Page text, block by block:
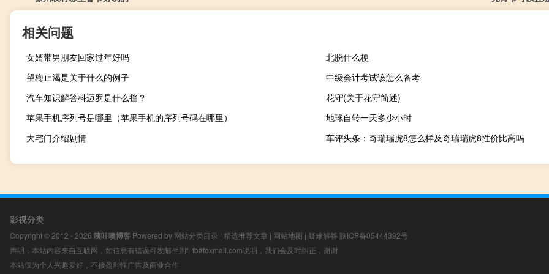
相关问题
女婿带男朋友回家过年好吗
北脱什么梗
望梅止渴是关于什么的例子
中级会计考试该怎么备考
汽车知识解答科迈罗是什么挡？
花守(关于花守简述)
苹果手机序列号是哪里（苹果手机的序列号码在哪里）
地球自转一天多少小时
大宅门介绍剧情
车评头条：奇瑞瑞虎8怎么样及奇瑞瑞虎8性价比高吗
影视分类
Copyright © 2012 - 2026 咦哇噢博客 Powered by 网站分类目录 | 精选推荐文章 | 网站地图 | 疑难解答 陕ICP备05444392号
声明：本站内容来自互联网，如信息有错误可发邮件到f_fb#foxmail.com说明，我们会及时纠正，谢谢
本站仅为个人兴趣爱好，不接盈利性广告及商业合作